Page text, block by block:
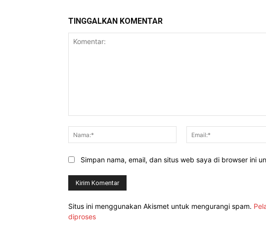
TINGGALKAN KOMENTAR
Nama:*
Simpan nama, email, dan situs web saya di browser ini
Situs ini menggunakan Akismet untuk mengurangi spam.
diproses